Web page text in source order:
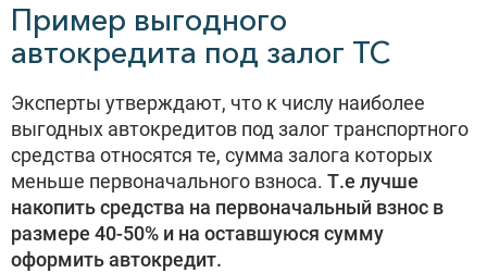
Пример выгодного
автокредита под залог ТС
Эксперты утверждают, что к числу наиболее
выгодных автокредитов под залог транспортного
средства относятся те, сумма залога которых
меньше первоначального взноса. Т.е лучше
накопить средства на первоначальный взнос в
размере 40-50% и на оставшуюся сумму
оформить автокредит.